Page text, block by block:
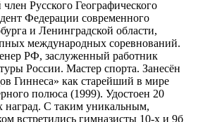
Русского Географического
Федерации современного
и Ленинградской области,
международных соревнований.
РФ, заслуженный работник
России. Мастер спорта. Занесён
Гиннеса» как старейший в мире
полюса (1999). Удостоен 20
наград. С таким уникальным,
встретились гимназисты 10-х и 9б